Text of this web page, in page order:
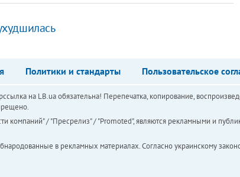
Политики и стандарты Пользовательское
на LB.ua обязательна! Перепечатка, копирование,
компаний" / "Пресрелиз" / "Promoted", являются рекламными и
в рекламных материалах. Согласно украинскому